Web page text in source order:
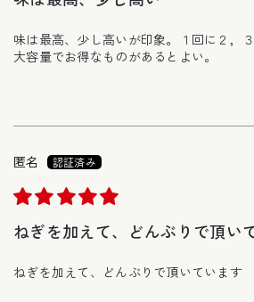
味は最高、少し高いが印象。１回に２，
大容量でお得なものがあるとよい。
匿名
ねぎを加えて、どんぶりで頂い
ねぎを加えて、どんぶりで頂いています